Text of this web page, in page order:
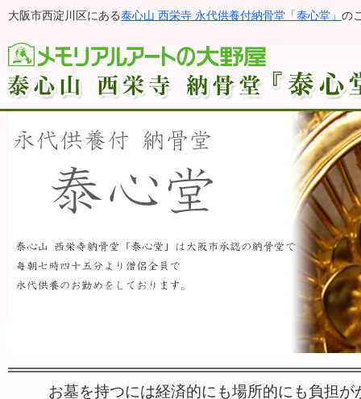
大阪市西淀川区にある泰心山 西栄寺 永代供養付納骨堂「泰心堂」 の
お墓を持つには経済的にも場所的にも負担が